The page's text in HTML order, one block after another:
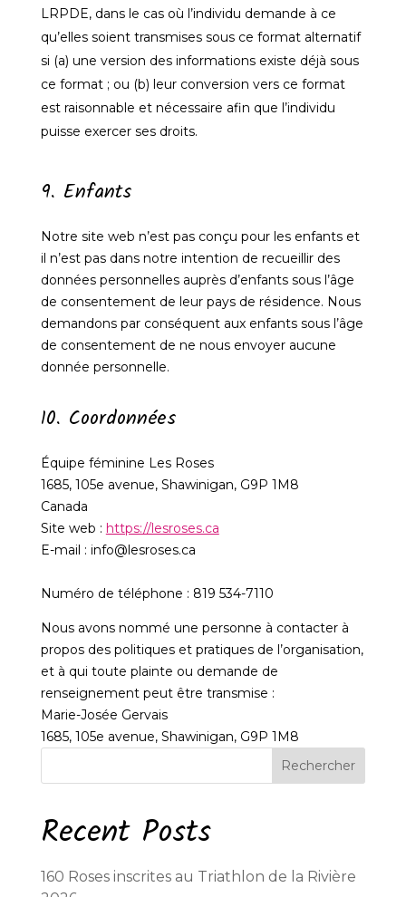
LRPDE, dans le cas où l’individu demande à ce
qu’elles soient transmises sous ce format alternatif
si (a) une version des informations existe déjà sous
ce format ; ou (b) leur conversion vers ce format
est raisonnable et nécessaire afin que l’individu
puisse exercer ses droits.
9. Enfants
Notre site web n’est pas conçu pour les enfants et
il n’est pas dans notre intention de recueillir des
données personnelles auprès d’enfants sous l’âge
de consentement de leur pays de résidence. Nous
demandons par conséquent aux enfants sous l’âge
de consentement de ne nous envoyer aucune
donnée personnelle.
10. Coordonnées
Équipe féminine Les Roses
1685, 105e avenue, Shawinigan, G9P 1M8
Canada
Site web : https://lesroses.ca
E-mail : info@lesroses.ca
Numéro de téléphone : 819 534-7110
Nous avons nommé une personne à contacter à
propos des politiques et pratiques de l’organisation,
et à qui toute plainte ou demande de
renseignement peut être transmise :
Marie-Josée Gervais
1685, 105e avenue, Shawinigan, G9P 1M8
Rechercher
Recent Posts
160 Roses inscrites au Triathlon de la Rivière